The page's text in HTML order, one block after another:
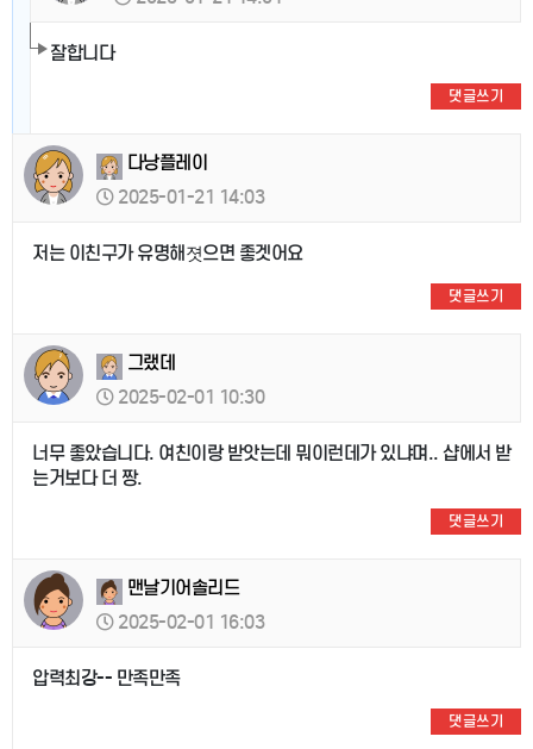
잘합니다
댓글쓰기
다낭플레이
2025-01-21 14:03
저는 이친구가 유명해졋으면 좋겟어요
댓글쓰기
그랬데
2025-02-01 10:30
너무 좋았습니다. 여친이랑 받앗는데 뭐이런데가 있냐며.. 샵에서 받
는거보다 더 짱.
댓글쓰기
맨날기어솔리드
2025-02-01 16:03
압력최강-- 만족만족
댓글쓰기